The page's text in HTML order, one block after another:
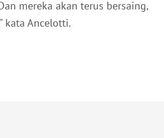
mereka akan terus bersaing,
kata Ancelotti.